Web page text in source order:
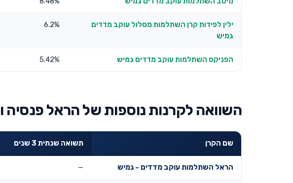
ילין לפידות קרן השתלמות מסלול עוקב מדדים
גמיש
6.2%
הפניקס השתלמות עוקב מדדים גמיש 5.42%
השוואה לקרנות נוספות של הראל פנסיה
שם הקרן תשואה שנתית 3 שנים
הראל השתלמות עוקב מדדים - גמיש —